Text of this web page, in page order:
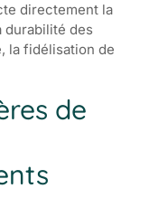
directement la
durabilité des
la fidélisation de
de